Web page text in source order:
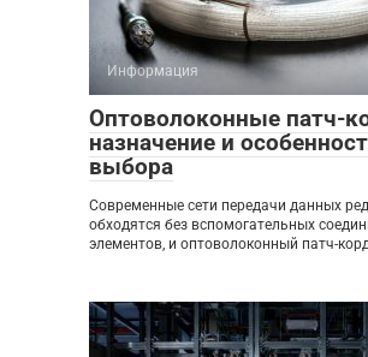
Информация
Оптоволоконные патч-
назначение и
выбора
Современные сети передачи данных
обходятся без вспомогательных
элементов, и оптоволоконный патч-